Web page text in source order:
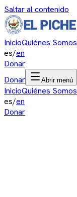
Saltar al contenido
InicioQuiénes Somos
es/en
Donar
Donar
Abrir menú
InicioQuiénes Somos
es/en
Donar